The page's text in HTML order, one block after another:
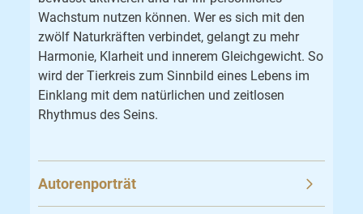
Wachstum nutzen können. Wer es sich mit den
zwölf Naturkräften verbindet, gelangt zu mehr
Harmonie, Klarheit und innerem Gleichgewicht. So
wird der Tierkreis zum Sinnbild eines Lebens im
Einklang mit dem natürlichen und zeitlosen
Rhythmus des Seins.
Autorenporträt